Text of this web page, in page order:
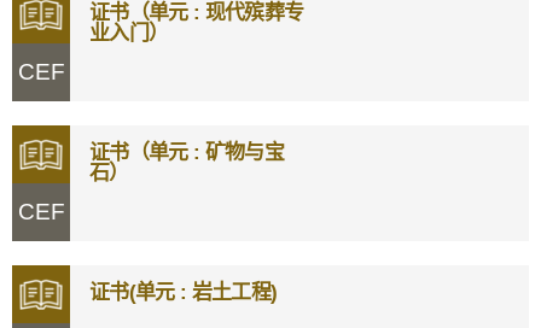
CEF
证书（单元 : 现代殡葬专
业入门）
CEF
证书（单元 : 矿物与宝
石）
证书(单元 : 岩土工程)